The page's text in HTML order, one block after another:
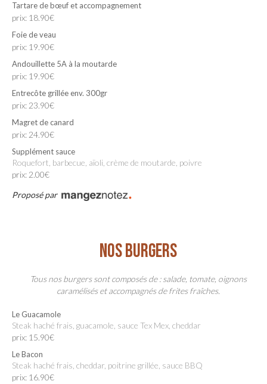
Tartare de bœuf et accompagnement
prix: 18.90€
Foie de veau
prix: 19.90€
Andouillette 5A à la moutarde
prix: 19.90€
Entrecôte grillée env. 300gr
prix: 23.90€
Magret de canard
prix: 24.90€
Supplément sauce
Roquefort, barbecue, aïoli, crème de moutarde, poivre
prix: 2.00€
Proposé par
NOS BURGERS
Tous nos burgers sont composés de : salade, tomate, oignons
caramélisés et accompagnés de frites fraîches.
Le Guacamole
Steak haché frais, guacamole, sauce Tex Mex, cheddar
prix: 15.90€
Le Bacon
Steak haché frais, cheddar, poitrine grillée, sauce BBQ
prix: 16.90€